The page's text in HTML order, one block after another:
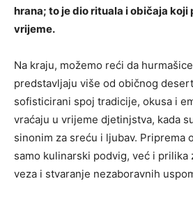
hrana; to je dio rituala i običaja koji
vrijeme.
Na kraju, možemo reći da
predstavljaju više od običnog
sofisticirani spoj tradicije, okusa i
vraćaju u vrijeme djetinjstva, kada
sinonim za sreću i ljubav. Priprema
samo kulinarski podvig, već i prilika
veza i stvaranje nezaboravnih